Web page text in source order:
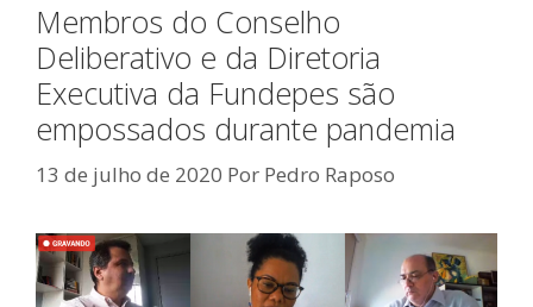
Membros do Conselho
Deliberativo e da Diretoria
Executiva da Fundepes são
empossados durante pandemia
13 de julho de 2020 Por Pedro Raposo